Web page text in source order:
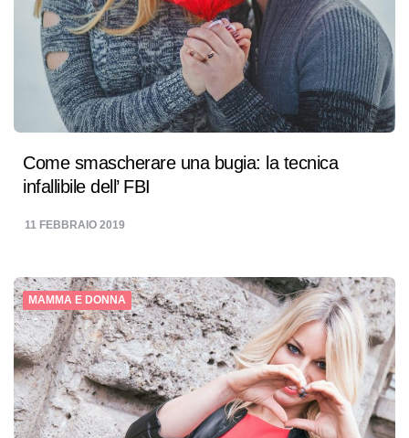
Come smascherare una bugia: la tecnica
infallibile dell’ FBI
11 FEBBRAIO 2019
MAMMA E DONNA